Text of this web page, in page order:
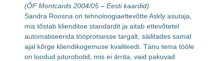
(ÕF Montcards 2004/05 – Eesti kaardid)
Sandra Roosna on tehnoloogiaettevõtte Askly asutaja,
mis tõstab klienditoe standardit ja aitab ettevõtetel
automatiseerida tööprotsesse targalt, säilitades samal
ajal kõrge kliendikogemuse kvaliteedi. Tänu tema tööle
on loodud juturobotid, mis ei ärrita, vaid pakuvad